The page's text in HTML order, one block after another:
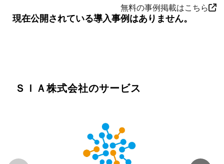
無料の事例掲載はこちら
現在公開されている導入事例はありません。
ＳＩＡ株式会社のサービス